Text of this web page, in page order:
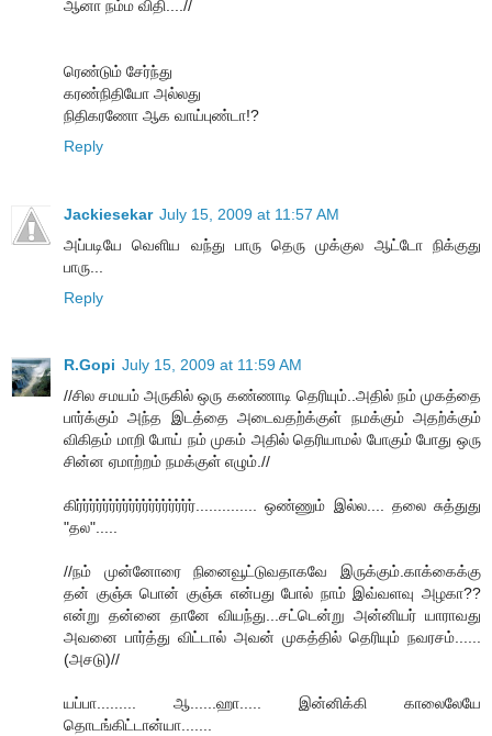
ஆனா நம்ம விதி....//
ரெண்டும் சேர்ந்து
கரண்நிதியோ அல்லது
நிதிகரணோ ஆக வாய்புண்டா!?
Reply
Jackiesekar July 15, 2009 at 11:57 AM
அப்படியே வெளிய வந்து பாரு தெரு முக்குல ஆட்டோ நிக்குது
பாரு...
Reply
R.Gopi July 15, 2009 at 11:59 AM
//சில சமயம் அருகில் ஒரு கண்ணாடி தெரியும்..அதில் நம் முகத்தை
பார்க்கும் அந்த இடத்தை அடைவதற்க்குள் நமக்கும் அதற்க்கும்
விகிதம் மாறி போய் நம் முகம் அதில் தெரியாமல் போகும் போது ஒரு
சின்ன ஏமாற்றம் நமக்குள் எழும்.//
கிர்ர்ர்ர்ர்ர்ர்ர்ர்ர்ர்ர்ர்ர்ர்ர்ர்ர்.............. ஒண்ணும் இல்ல.... தலை சுத்துது
"தல".....
//நம் முன்னோரை நினைவூட்டுவதாகவே இருக்கும்.காக்கைக்கு
தன் குஞ்சு பொன் குஞ்சு என்பது போல் நாம் இவ்வளவு அழகா??
என்று தன்னை தானே வியந்து...சட்டென்று அன்னியர் யாராவது
அவனை பார்த்து விட்டால் அவன் முகத்தில் தெரியும் நவரசம்......
(அசடு)//
யப்பா......... ஆ......ஹா..... இன்னிக்கி காலைலேயே
தொடங்கிட்டான்யா.......